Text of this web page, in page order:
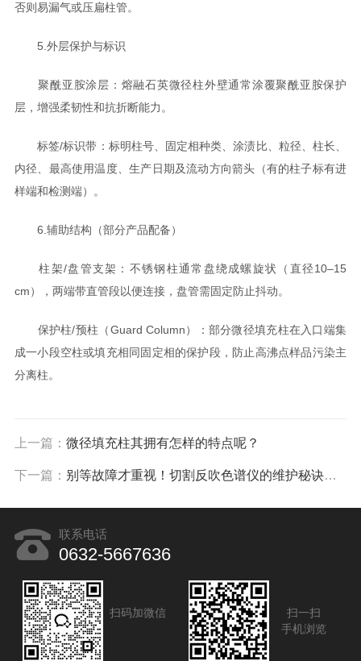
否则易漏气或压扁柱管。
5.外层保护与标识
聚酰亚胺涂层：熔融石英微径柱外壁通常涂覆聚酰亚胺保护
层，增强柔韧性和抗折断能力。
标签/标识带：标明柱号、固定相种类、涂渍比、粒径、柱长、
内径、最高使用温度、生产日期及流动方向箭头（有的柱子标有进
样端和检测端）。
6.辅助结构（部分产品配备）
柱架/盘管支架：不锈钢柱通常盘绕成螺旋状（直径10–15
cm），两端带直管段以便连接，盘管需固定防止抖动。
保护柱/预柱（Guard Column）：部分微径填充柱在入口端集
成一小段空柱或填充相同固定相的保护段，防止高沸点样品污染主
分离柱。
上一篇： 微径填充柱其拥有怎样的特点呢？
下一篇： 别等故障才重视！切割反吹色谱仪的维护秘诀，早掌握少踩坑
联系电话
0632-5667636
扫码加微信
扫一扫
手机浏览